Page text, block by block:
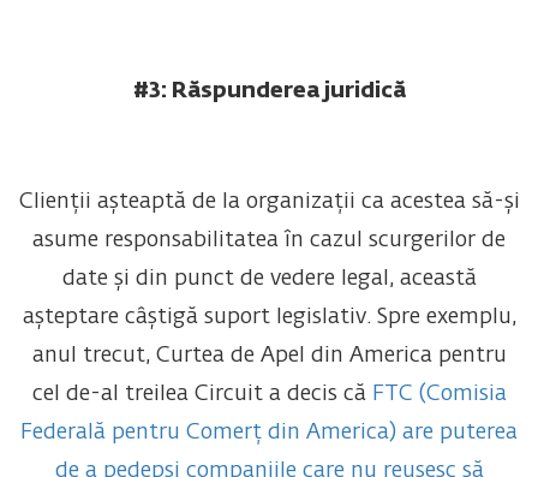
#3: Răspunderea juridică
Clienții așteaptă de la organizații ca acestea să-și
asume responsabilitatea în cazul scurgerilor de
date și din punct de vedere legal, această
așteptare câștigă suport legislativ. Spre exemplu,
anul trecut, Curtea de Apel din America pentru
cel de-al treilea Circuit a decis că FTC (Comisia
Federală pentru Comerț din America) are puterea
de a pedepsi companiile care nu reușesc să